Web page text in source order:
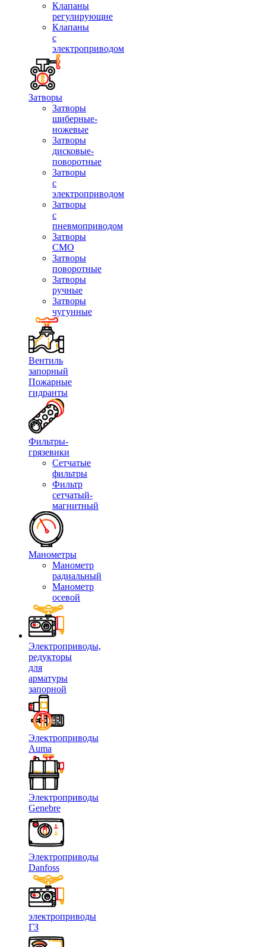
Клапаны
регулирующие
Клапаны
с
электроприводом
Затворы
Затворы
шиберные-
ножевые
Затворы
дисковые-
поворотные
Затворы
с
электроприводом
Затворы
с
пневмоприводом
Затворы
СМО
Затворы
поворотные
Затворы
ручные
Затворы
чугунные
Вентиль
запорный
Пожарные
гидранты
Фильтры-
грязевики
Сетчатые
фильтры
Фильтр
сетчатый-
магнитный
Манометры
Манометр
радиальный
Манометр
осевой
Электроприводы,
редукторы
для
арматуры
запорной
Электроприводы
Auma
Электроприводы
Genebre
Электроприводы
Danfoss
электроприводы
ГЗ